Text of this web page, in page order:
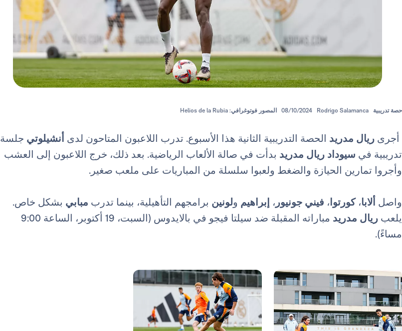
حصة تدريبية 08/10/2024 Rodrigo Salamanca المصور فوتوغرافي: Helios de la Rubia
أجرى ريال مدريد الحصة التدريبية الثانية هذا الأسبوع. تدرب اللاعبون المتاحون لدى أنشيلوتي جلسة
تدريبية في سيوداد ريال مدريد بدأت في صالة الألعاب الرياضية. بعد ذلك، خرج اللاعبون إلى العشب
وأجروا تمارين الحيازة والضغط ولعبوا سلسلة من المباريات على ملعب صغير.
واصل ألابا،كورتوا ، فيني جونيور ، إبراهيم ولونين برامجهم التأهيلية، بينما تدرب مبابي بشكل خاص.
يلعب ريال مدريد
مباراته المقبلة ضد سيلتا فيجو في بالايدوس ​​(السبت، 19 أكتوبر، الساعة 9:00
مساءً).